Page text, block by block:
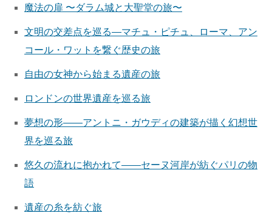
魔法の扉 〜ダラム城と大聖堂の旅〜
文明の交差点を巡る—マチュ・ピチュ、ローマ、アン
コール・ワットを繋ぐ歴史の旅
自由の女神から始まる遺産の旅
ロンドンの世界遺産を巡る旅
夢想の形――アントニ・ガウディの建築が描く幻想世
界を巡る旅
悠久の流れに抱かれて――セーヌ河岸が紡ぐパリの物
語
遺産の糸を紡ぐ旅